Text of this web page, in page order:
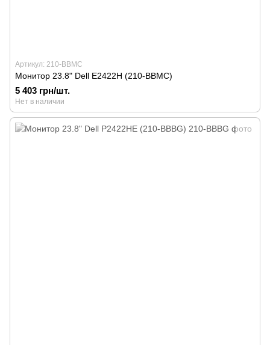
Артикул: 210-BBMC
Монитор 23.8" Dell E2422H (210-BBMC)
5 403 грн/шт.
Нет в наличии